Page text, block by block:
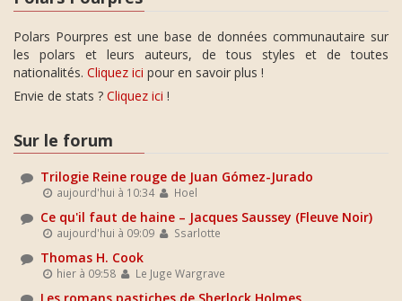
Polars Pourpres est une base de données communautaire sur
les polars et leurs auteurs, de tous styles et de toutes
nationalités. Cliquez ici pour en savoir plus !
Envie de stats ? Cliquez ici !
Sur le forum
Trilogie Reine rouge de Juan Gómez-Jurado
aujourd'hui à 10:34 Hoel
Ce qu'il faut de haine – Jacques Saussey (Fleuve Noir)
aujourd'hui à 09:09 Ssarlotte
Thomas H. Cook
hier à 09:58 Le Juge Wargrave